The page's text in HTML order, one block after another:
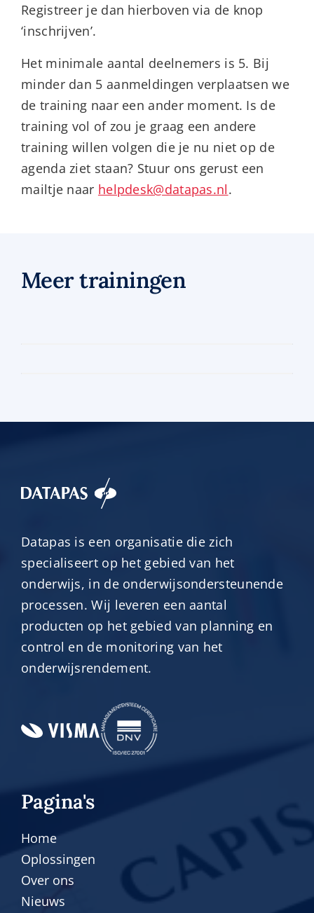
Registreer je dan hierboven via de knop
‘inschrijven’.
Het minimale aantal deelnemers is 5. Bij
minder dan 5 aanmeldingen verplaatsen we
de training naar een ander moment. Is de
training vol of zou je graag een andere
training willen volgen die je nu niet op de
agenda ziet staan? Stuur ons gerust een
mailtje naar helpdesk@datapas.nl.
Meer trainingen
begrotingsvoorbereiding
Datapas is een organisatie die zich
specialiseert op het gebied van het
onderwijs, in de onderwijsondersteunende
processen. Wij leveren een aantal
producten op het gebied van planning en
control en de monitoring van het
onderwijsrendement.
Pagina's
Home
Oplossingen
Over ons
Nieuws